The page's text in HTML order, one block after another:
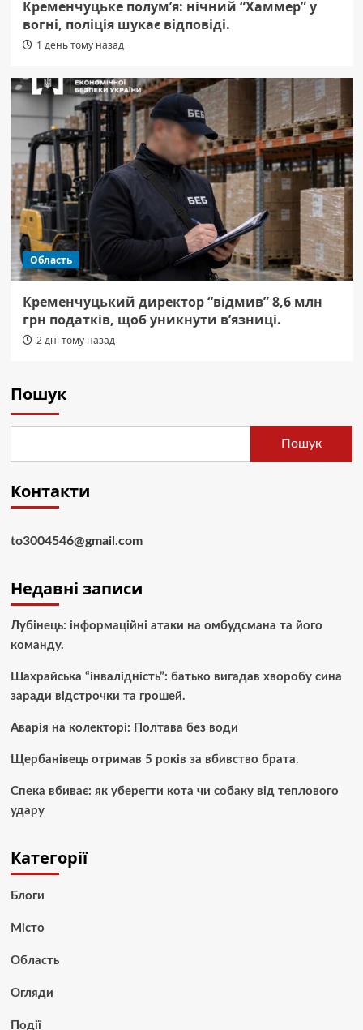
Кременчуцьке полум’я: нічний “Хаммер” у
вогні, поліція шукає відповіді.
1 день тому назад
Область
Кременчуцький директор “відмив” 8,6 млн
грн податків, щоб уникнути в’язниці.
2 дні тому назад
Пошук
Пошук
Контакти
to3004546@gmail.com
Недавні записи
Лубінець: інформаційні атаки на омбудсмана та його
команду.
Шахрайська “інвалідність”: батько вигадав хворобу сина
заради відстрочки та грошей.
Аварія на колекторі: Полтава без води
Щербанівець отримав 5 років за вбивство брата.
Спека вбиває: як уберегти кота чи собаку від теплового
удару
Категорії
Блоги
Місто
Область
Огляди
Події